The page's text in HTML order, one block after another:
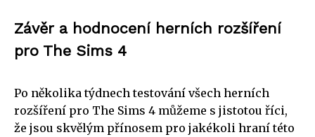
Závěr a hodnocení herních rozšíření
pro The Sims 4
Po několika týdnech testování všech herních
rozšíření pro The Sims 4 můžeme s jistotou říci,
že jsou skvělým přínosem pro jakékoli hraní této